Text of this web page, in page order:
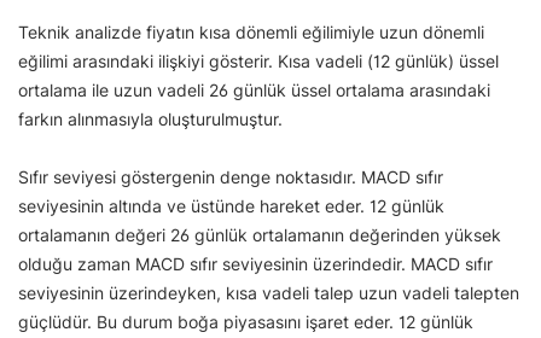
Teknik analizde fiyatın kısa dönemli eğilimiyle uzun dönemli
eğilimi arasındaki ilişkiyi gösterir. Kısa vadeli (12 günlük) üssel
ortalama ile uzun vadeli 26 günlük üssel ortalama arasındaki
farkın alınmasıyla oluşturulmuştur.
Sıfır seviyesi göstergenin denge noktasıdır. MACD sıfır
seviyesinin altında ve üstünde hareket eder. 12 günlük
ortalamanın değeri 26 günlük ortalamanın değerinden yüksek
olduğu zaman MACD sıfır seviyesinin üzerindedir. MACD sıfır
seviyesinin üzerindeyken, kısa vadeli talep uzun vadeli talepten
güçlüdür. Bu durum boğa piyasasını işaret eder. 12 günlük